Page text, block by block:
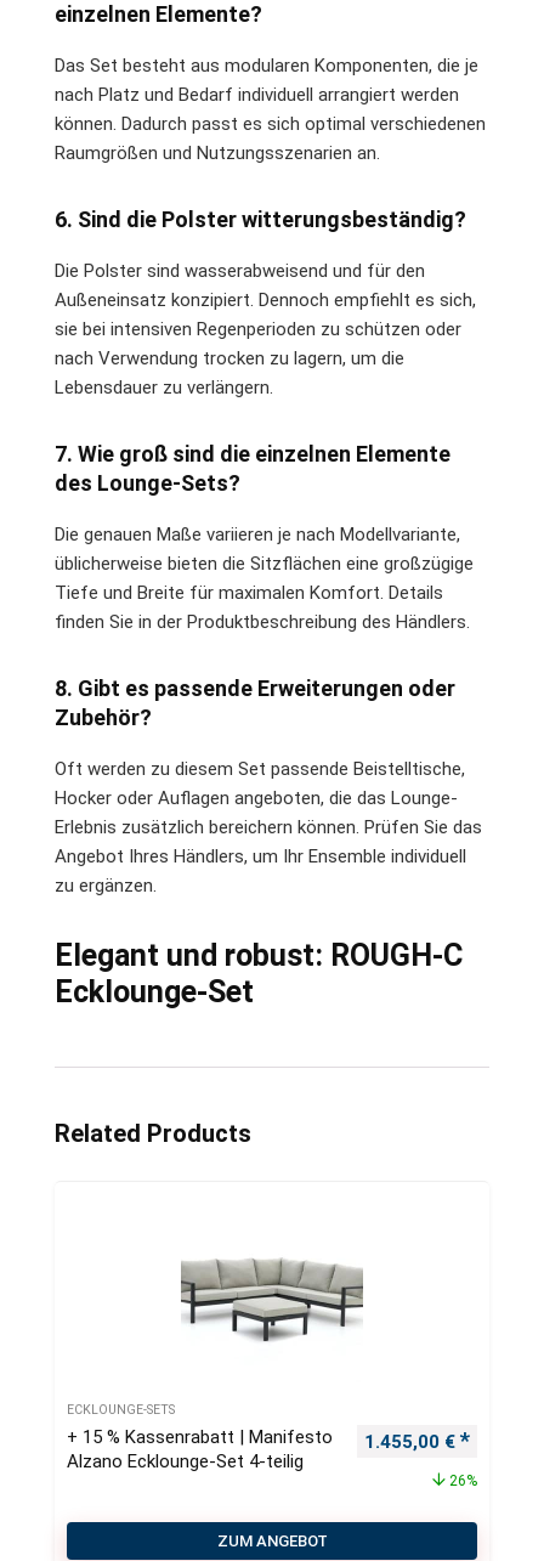
einzelnen Elemente?
Das Set besteht aus modularen Komponenten, die je
nach Platz und Bedarf individuell arrangiert werden
können. Dadurch passt es sich optimal verschiedenen
Raumgrößen und Nutzungsszenarien an.
6. Sind die Polster witterungsbeständig?
Die Polster sind wasserabweisend und für den
Außeneinsatz konzipiert. Dennoch empfiehlt es sich,
sie bei intensiven Regenperioden zu schützen oder
nach Verwendung trocken zu lagern, um die
Lebensdauer zu verlängern.
7. Wie groß sind die einzelnen Elemente
des Lounge-Sets?
Die genauen Maße variieren je nach Modellvariante,
üblicherweise bieten die Sitzflächen eine großzügige
Tiefe und Breite für maximalen Komfort. Details
finden Sie in der Produktbeschreibung des Händlers.
8. Gibt es passende Erweiterungen oder
Zubehör?
Oft werden zu diesem Set passende Beistelltische,
Hocker oder Auflagen angeboten, die das Lounge-
Erlebnis zusätzlich bereichern können. Prüfen Sie das
Angebot Ihres Händlers, um Ihr Ensemble individuell
zu ergänzen.
Elegant und robust: ROUGH-C
Ecklounge-Set
Related Products
ECKLOUNGE-SETS
+ 15 % Kassenrabatt | Manifesto
Alzano Ecklounge-Set 4-teilig
Ursprünglicher
1.455,00 €
26%
ZUM ANGEBOT